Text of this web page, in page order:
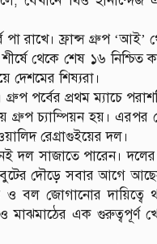
পা রাখে। ফ্রান্স গ্রুপ
থেকে শেষ ১৬
দেশমের শিষ্যরা।
গ্রুপ পর্বের প্রথম ম্যাচে
গ্রুপ চ্যাম্পিয়ন হয়। এরপর
রেগ্রাগুইয়ের দল।
সাজাতে পারেন। দলের
বুটের দৌড়ে সবার আগে
জোগানোর দায়িত্বে
এক গুরুত্বপূর্ণ